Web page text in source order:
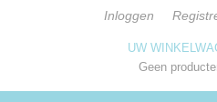
Inloggen
UW
Geen